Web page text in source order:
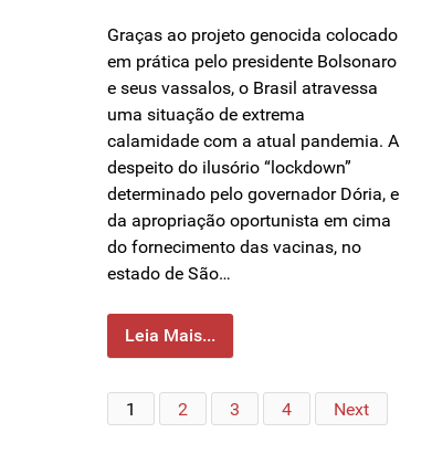
Graças ao projeto genocida colocado
em prática pelo presidente Bolsonaro
e seus vassalos, o Brasil atravessa
uma situação de extrema
calamidade com a atual pandemia. A
despeito do ilusório “lockdown”
determinado pelo governador Dória, e
da apropriação oportunista em cima
do fornecimento das vacinas, no
estado de São…
Leia Mais...
1 2 3 4 Next